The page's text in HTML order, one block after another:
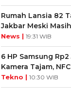
Rumah Lansia 82
Jakbar Meski
News | 19:31 WIB
6 HP Samsung
Kamera Tajam,
Tekno | 10:30 WIB